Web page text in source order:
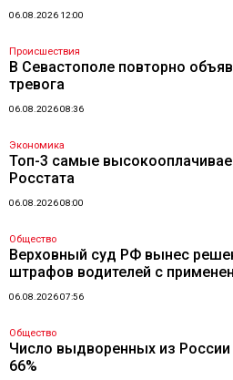
06.08.2026 12:00
Происшествия
В Севастополе повторно
тревога
06.08.2026 08:36
Экономика
Топ-3 самые
Росстата
06.08.2026 08:00
Общество
Верховный суд РФ вынес
штрафов водителей с
06.08.2026 07:56
Общество
Число выдворенных из
66%